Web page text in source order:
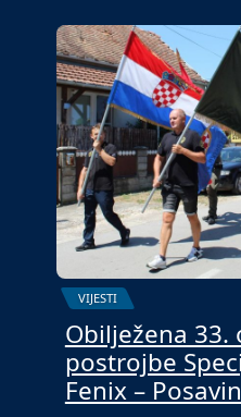
VIJESTI
Obilježena 33.
postrojbe
Fenix –